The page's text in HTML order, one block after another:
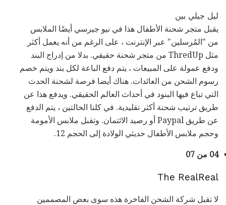
ليل جيلي بين
يقبل متجر شحنة الأطفال هذا في نيو جيرسي أيضًا الملابس
من "المُرسلين" عبر الإنترنت ، على الرغم من أنه يعمل أكثر
مثل ThredUp من متجر شحنة حقيقي. بدلا من إدراج البند
ودفع عمولة على المبيعات ، يتم دفع الباعة لكل بند ويتم خصم
رسوم الشحن من العائدات. هناك أيضا فرصة لشحنة الحدث
التي تباع فيها البنود في أحداث العالم الحقيقي. ويدفع هذا عن
طريق ترتيب شحنة أكثر تقليدية. في كلتا الحالتين ، يتم الدفع
عن طريق Paypal أو رصيد الائتمان. وتقبل ملابس الأمومة
وحجم ملابس الأطفال حديثي الولادة إلى الحجم 12.
04 من 07
The RealReal
لا تقبل شركة الشحن الفاخرة هذه سوى بعض المصممين